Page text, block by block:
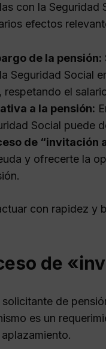
con la
efectos
de la pensión:
Seguridad Social
respetando el
a la pensión:
Social puede
de “invitación
y ofrecerte la
con rapidez y
de
solicitante de
es un